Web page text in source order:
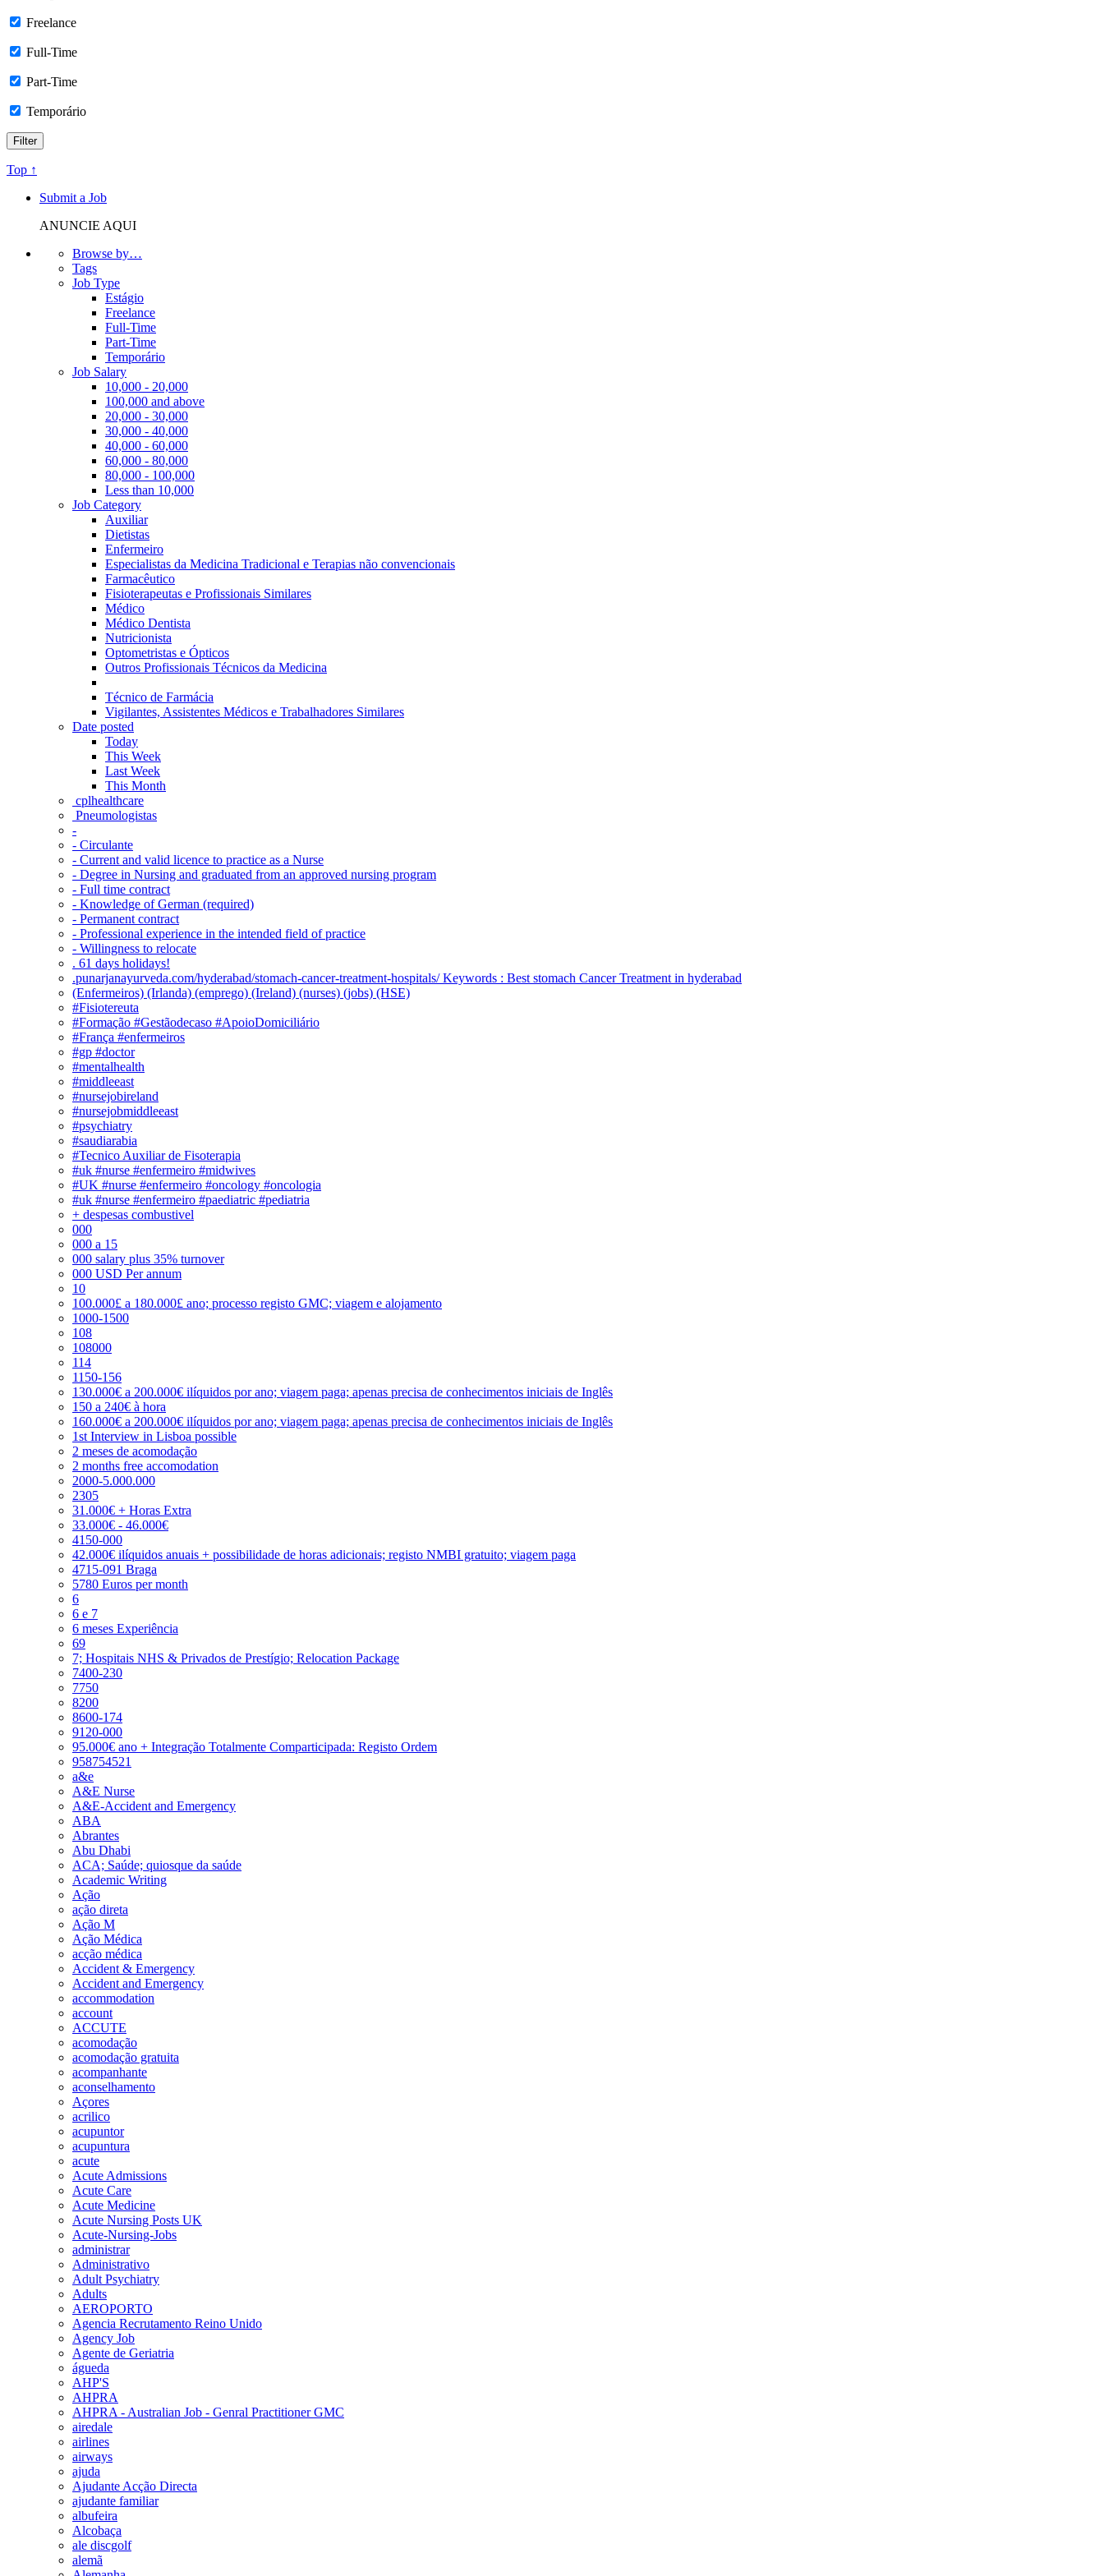
Freelance
Full-Time
Part-Time
Temporário
Top ↑
Submit a Job
ANUNCIE AQUI
Browse by…
Tags
Job Type
Estágio
Freelance
Full-Time
Part-Time
Temporário
Job Salary
10,000 - 20,000
100,000 and above
20,000 - 30,000
30,000 - 40,000
40,000 - 60,000
60,000 - 80,000
80,000 - 100,000
Less than 10,000
Job Category
Auxiliar
Dietistas
Enfermeiro
Especialistas da Medicina Tradicional e Terapias não convencionais
Farmacêutico
Fisioterapeutas e Profissionais Similares
Médico
Médico Dentista
Nutricionista
Optometristas e Ópticos
Outros Profissionais Técnicos da Medicina
Técnico de Farmácia
Vigilantes, Assistentes Médicos e Trabalhadores Similares
Date posted
Today
This Week
Last Week
This Month
‎ cplhealthcare‬
Pneumologistas
-
- Circulante
- Current and valid licence to practice as a Nurse
- Degree in Nursing and graduated from an approved nursing program
- Full time contract
- Knowledge of German (required)
- Permanent contract
- Professional experience in the intended field of practice
- Willingness to relocate
. 61 days holidays!
.punarjanayurveda.com/hyderabad/stomach-cancer-treatment-hospitals/ Keywords : Best stomach Cancer Treatment in hyderabad
(Enfermeiros) (Irlanda) (emprego) (Ireland) (nurses) (jobs) (HSE)
#Fisiotereuta
#Formação #Gestãodecaso #ApoioDomiciliário
#França #enfermeiros
#gp #doctor
#mentalhealth
#middleeast
#nursejobireland
#nursejobmiddleeast
#psychiatry
#saudiarabia
#Tecnico Auxiliar de Fisoterapia
#uk #nurse #enfermeiro #midwives
#UK #nurse #enfermeiro #oncology #oncologia
#uk #nurse #enfermeiro #paediatric #pediatria
+ despesas combustivel
000
000 a 15
000 salary plus 35% turnover
000 USD Per annum
10
100.000£ a 180.000£ ano; processo registo GMC; viagem e alojamento
1000-1500
108
108000
114
1150-156
130.000€ a 200.000€ ilíquidos por ano; viagem paga; apenas precisa de conhecimentos iniciais de Inglês
150 a 240€ à hora
160.000€ a 200.000€ ilíquidos por ano; viagem paga; apenas precisa de conhecimentos iniciais de Inglês
1st Interview in Lisboa possible
2 meses de acomodação
2 months free accomodation
2000-5.000.000
2305
31.000€ + Horas Extra
33.000€ - 46.000€
4150-000
42.000€ ilíquidos anuais + possibilidade de horas adicionais; registo NMBI gratuito; viagem paga
4715-091 Braga
5780 Euros per month
6
6 e 7
6 meses Experiência
69
7; Hospitais NHS & Privados de Prestígio; Relocation Package
7400-230
7750
8200
8600-174
9120-000
95.000€ ano + Integração Totalmente Comparticipada: Registo Ordem
958754521
a&e
A&E Nurse
A&E-Accident and Emergency
ABA
Abrantes
Abu Dhabi
ACA; Saúde; quiosque da saúde
Academic Writing
Ação
ação direta
Ação M
Ação Médica
acção médica
Accident & Emergency
Accident and Emergency
accommodation
account
ACCUTE
acomodação
acomodação gratuita
acompanhante
aconselhamento
Açores
acrilico
acupuntor
acupuntura
acute
Acute Admissions
Acute Care
Acute Medicine
Acute Nursing Posts UK
Acute-Nursing-Jobs
administrar
Administrativo
Adult Psychiatry
Adults
AEROPORTO
Agencia Recrutamento Reino Unido
Agency Job
Agente de Geriatria
águeda
AHP'S
AHPRA
AHPRA - Australian Job - Genral Practitioner GMC
airedale
airlines
airways
ajuda
Ajudante Acção Directa
ajudante familiar
albufeira
Alcobaça
ale discgolf
alemã